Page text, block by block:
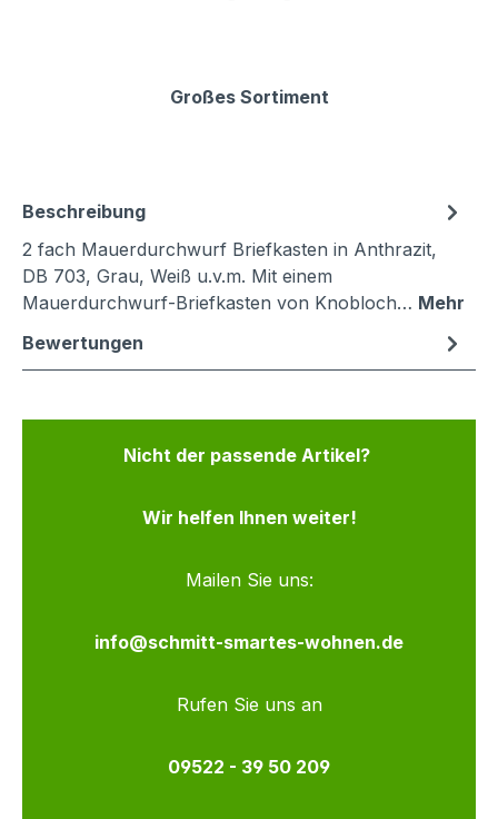
Großes Sortiment
Beschreibung
2 fach Mauerdurchwurf Briefkasten in Anthrazit,
DB 703, Grau, Weiß u.v.m. Mit einem
Mauerdurchwurf-Briefkasten von Knobloch… Mehr
Bewertungen
Nicht der passende Artikel?
Wir helfen Ihnen weiter!
Mailen Sie uns:
info@schmitt-smartes-wohnen.de
Rufen Sie uns an
09522 - 39 50 209